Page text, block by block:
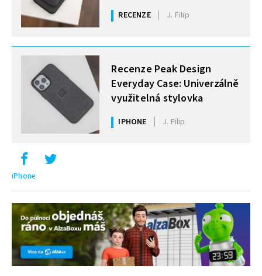
RECENZE J. Filip
MOHLO BY VÁS ZAJÍMAT
Recenze Peak Design
Everyday Case: Univerzálně
využitelná stylovka
IPHONE J. Filip
iPhone